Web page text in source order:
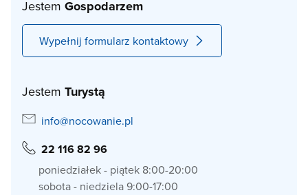
Jestem Gospodarzem
Wypełnij formularz kontaktowy
Jestem Turystą
info@nocowanie.pl
22 116 82 96
poniedziałek - piątek 8:00-20:00
sobota - niedziela 9:00-17:00